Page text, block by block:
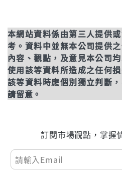
本網站資料係由第三人提供
考。資料中並無本公司提供
內容、觀點，及意見本公司
使用該等資料所造成之任何
該等資料時應個別獨立判斷
請留意。
訂閱市場觀點，掌握